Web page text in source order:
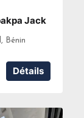
Jack
Bénin
Détails